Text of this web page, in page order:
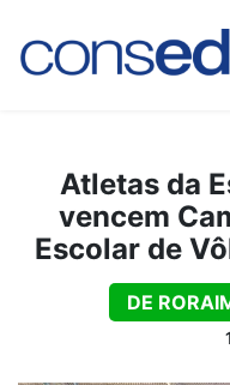
Atletas da
vencem
Escolar de
DE